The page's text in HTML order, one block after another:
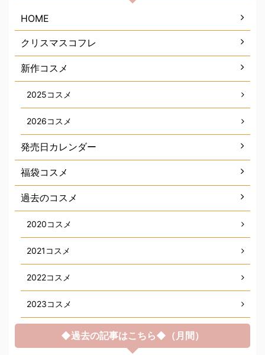
HOME
クリスマスコフレ
新作コスメ
2025コスメ
2026コスメ
発売日カレンダー
福袋コスメ
過去のコスメ
2020コスメ
2021コスメ
2022コスメ
2023コスメ
◆過去の記事はこちら◆（月間）